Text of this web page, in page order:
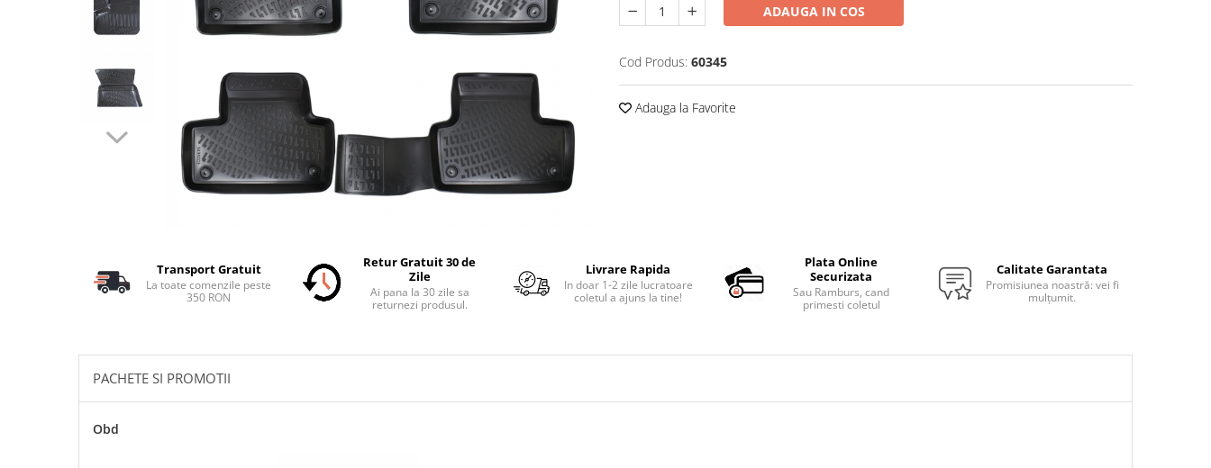
Alte Butoane/Comutatoare
Schimbatoare Viteze
Accesorii Auto
Accesorii Auto Exterior
Paravanturi Auto / Deflectoare Aer
Tavite Portbagaj Dedicate
Covorase Auto/ Presuri Auto
Seturi Interior
Accesorii Siguranta Auto
ADAUGA IN COS
Cod Produs: 60345
Adauga la Favorite
Transport Gratuit
La toate comenzile peste
350 RON
Retur Gratuit 30 de
Zile
Ai pana la 30 zile sa
returnezi produsul.
Livrare Rapida
In doar 1-2 zile lucratoare
coletul a ajuns la tine!
Plata Online
Securizata
Sau Ramburs, cand
primesti coletul
Calitate Garantata
Promisiunea noastră: vei fi
mulțumit.
PACHETE SI PROMOTII
Obd